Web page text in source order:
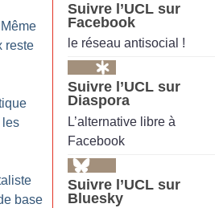
Même
reste
les
base
Suivre l’UCL sur
Facebook
le réseau antisocial !
Suivre l’UCL sur
Diaspora
L’alternative libre à
Facebook
Suivre l’UCL sur
Bluesky